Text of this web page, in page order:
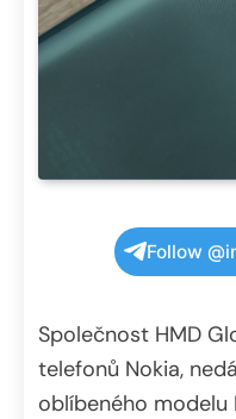
Follow
Společnost HMD
telefonů Nokia,
oblíbeného modelu